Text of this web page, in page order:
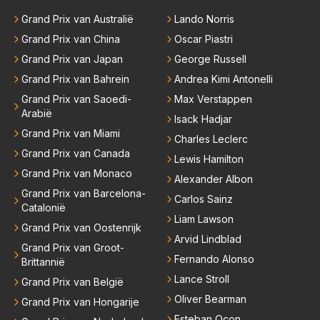
Grand Prix van Australië
Grand Prix van China
Grand Prix van Japan
Grand Prix van Bahrein
Grand Prix van Saoedi-
Arabië
Grand Prix van Miami
Grand Prix van Canada
Grand Prix van Monaco
Grand Prix van Barcelona-
Catalonië
Grand Prix van Oostenrijk
Grand Prix van Groot-
Brittannië
Grand Prix van België
Grand Prix van Hongarije
Lando Norris
Oscar Piastri
George Russell
Andrea Kimi Antonelli
Max Verstappen
Isack Hadjar
Charles Leclerc
Lewis Hamilton
Alexander Albon
Carlos Sainz
Liam Lawson
Arvid Lindblad
Fernando Alonso
Lance Stroll
Oliver Bearman